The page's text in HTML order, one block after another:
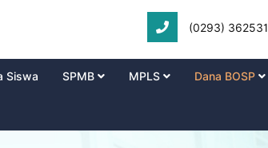
(0293) 362531
Siswa SPMB MPLS Dana BOSP